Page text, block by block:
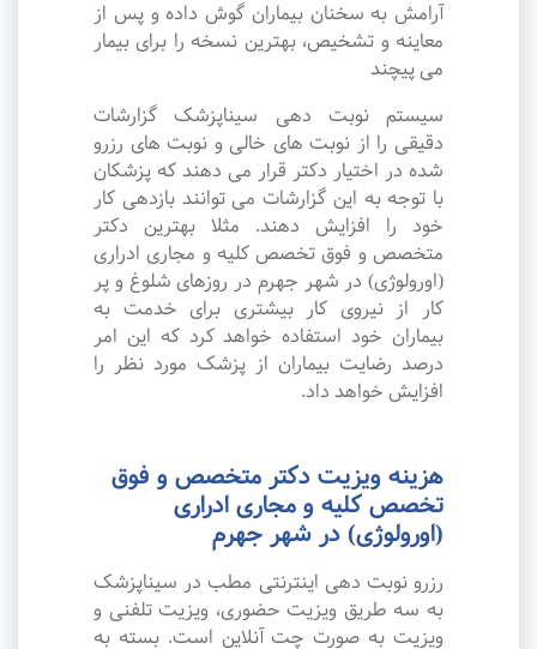
آرامش به سخنان بیماران گوش داده و پس از
معاینه و تشخیص، بهترین نسخه را برای بیمار
می پیچند
سیستم نوبت دهی سیناپزشک گزارشات
دقیقی را از نوبت های خالی و نوبت های رزرو
شده در اختیار دکتر قرار می دهند که پزشکان
با توجه به این گزارشات می توانند بازدهی کار
خود را افزایش دهند. مثلا بهترین دکتر
متخصص و فوق تخصص کلیه و مجاری ادراری
(اورولوژی) در شهر جهرم در روزهای شلوغ و پر
کار از نیروی کار بیشتری برای خدمت به
بیماران خود استفاده خواهد کرد که این امر
درصد رضایت بیماران از پزشک مورد نظر را
افزایش خواهد داد.
هزینه ویزیت دکتر متخصص و فوق
تخصص کلیه و مجاری ادراری
(اورولوژی) در شهر جهرم
رزرو نوبت دهی اینترنتی مطب در سیناپزشک
به سه طریق ویزیت حضوری، ویزیت تلفنی و
ویزیت به صورت چت آنلاین است. بسته به